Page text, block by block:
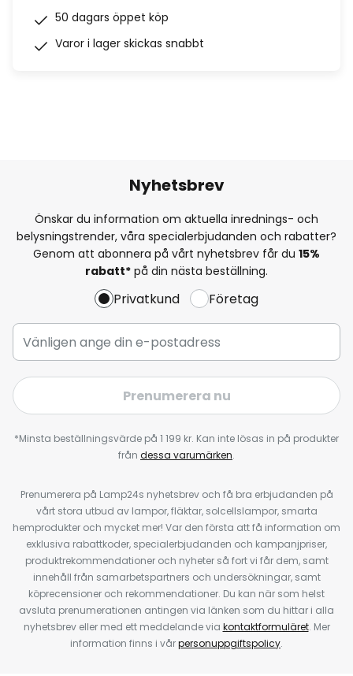
50 dagars öppet köp
Varor i lager skickas snabbt
Nyhetsbrev
Önskar du information om aktuella inrednings- och
belysningstrender, våra specialerbjudanden och rabatter?
Genom att abonnera på vårt nyhetsbrev får du 15%
rabatt* på din nästa beställning.
Privatkund Företag
Prenumerera nu
*Minsta beställningsvärde på 1 199 kr. Kan inte lösas in på produkter
från dessa varumärken.
Prenumerera på Lamp24s nyhetsbrev och få bra erbjudanden på
vårt stora utbud av lampor, fläktar, solcellslampor, smarta
hemprodukter och mycket mer! Var den första att få information om
exklusiva rabattkoder, specialerbjudanden och kampanjpriser,
produktrekommendationer och nyheter så fort vi får dem, samt
innehåll från samarbetspartners och undersökningar, samt
köprecensioner och rekommendationer. Du kan när som helst
avsluta prenumerationen antingen via länken som du hittar i alla
nyhetsbrev eller med ett meddelande via kontaktformuläret. Mer
information finns i vårpersonuppgiftspolicy.